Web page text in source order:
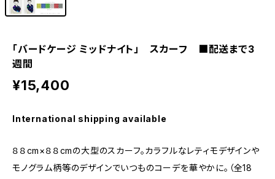
「バードケージ ミッドナイト」 スカーフ ■配送まで3
週間
¥15,400
International shipping available
８８cm×８８cmの大型のスカーフ。カラフルなレティモデザインや
モノグラム柄等のデザインでいつものコーデを華やかに。（全18